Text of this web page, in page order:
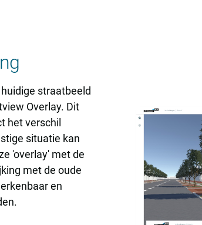
straatbeeld
Overlay. Dit
het verschil
situatie kan
'overlay' met de
met de oude
en